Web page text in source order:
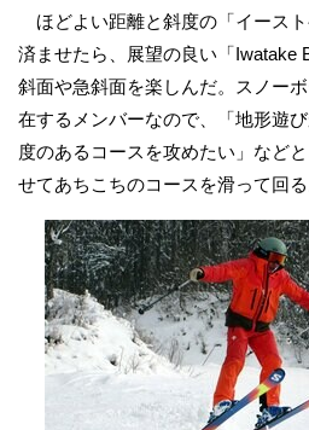
ほどよい距離と斜度の「イース
済ませたら、展望の良い「Iwatake
斜面や急斜面を楽しんだ。スノー
在するメンバーなので、「地形遊
度のあるコースを攻めたい」など
せてあちこちのコースを滑って回る